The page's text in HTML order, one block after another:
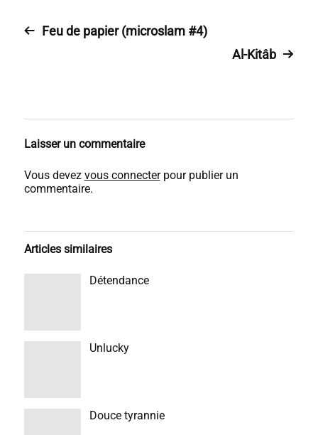
Feu de papier (microslam #4)
Al-Kitâb
Laisser un commentaire
Vous devez vous connecterpour publier un
commentaire.
Articles similaires
Détendance
Unlucky
Douce tyrannie